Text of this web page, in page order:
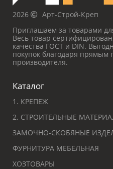
2026
Арт-Строй-Креп
Приглашаем за товарами
Весь товар
качества ГОСТ и DIN.
покупок благодаря прямым
производителя.
Каталог
1. КРЕПЕЖ
2. СТРОИТЕЛЬНЫЕ
ЗАМОЧНО-СКОБЯНЫЕ
ФУРНИТУРА МЕБЕЛЬНАЯ
ХОЗТОВАРЫ